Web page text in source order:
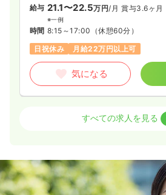
給与 21.1〜22.5万円/月 賞与3.6ヶ月
※一例
時間 8:15～17:00 （休憩60分）
日祝休み
月給22万円以上可
気になる
介護・福祉系正・准看護師
給与 19.1万円〜/月 賞与2回
※一例
時間 8:45～17:30
すべての求人を見る